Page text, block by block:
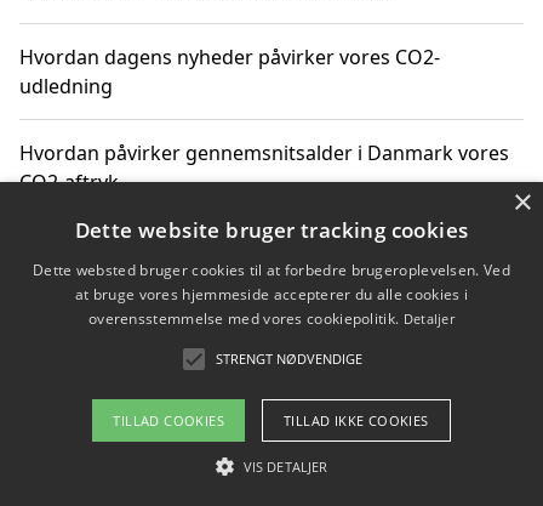
Hvordan dagens nyheder påvirker vores CO2-
udledning
Hvordan påvirker gennemsnitsalder i Danmark vores
CO2-aftryk
Hvordan nyheder om CO2-udledning påvirker vores
hverdag
Om / kontakt
Blog Betingelser
×
Dette website bruger tracking cookies
Dette websted bruger cookies til at forbedre brugeroplevelsen. Ved
at bruge vores hjemmeside accepterer du alle cookies i
overensstemmelse med vores cookiepolitik. Detaljer
STRENGT NØDVENDIGE
TILLAD COOKIES TILLAD IKKE COOKIES
VIS DETALJER